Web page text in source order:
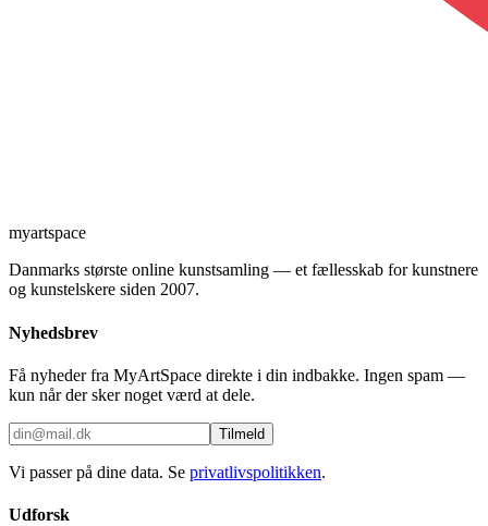
myartspace
Danmarks største online kunstsamling — et fællesskab for kunstnere
og kunstelskere siden 2007.
Nyhedsbrev
Få nyheder fra MyArtSpace direkte i din indbakke. Ingen spam —
kun når der sker noget værd at dele.
Tilmeld
Vi passer på dine data. Se privatlivspolitikken.
Udforsk